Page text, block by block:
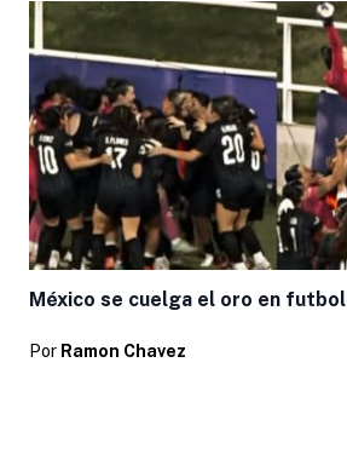
México se cuelga el oro en futbol
Por Ramon Chavez